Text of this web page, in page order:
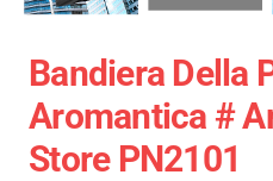
Bandiera Della
Aromantica #
Store PN2101